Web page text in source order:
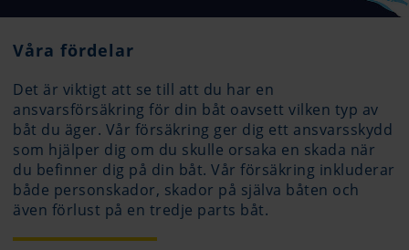
Våra fördelar
Det är viktigt att se till att du har en
ansvarsförsäkring för din båt oavsett vilken typ av
båt du äger. Vår försäkring ger dig ett ansvarsskydd
som hjälper dig om du skulle orsaka en skada när
du befinner dig på din båt. Vår försäkring inkluderar
både personskador, skador på själva båten och
även förlust på en tredje parts båt.